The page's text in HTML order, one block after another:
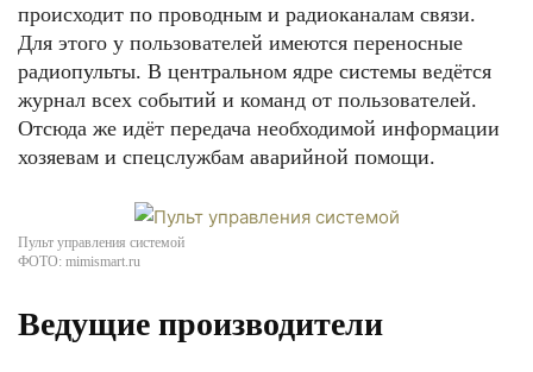
происходит по проводным и радиоканалам связи.
Для этого у пользователей имеются переносные
радиопульты. В центральном ядре системы ведётся
журнал всех событий и команд от пользователей.
Отсюда же идёт передача необходимой информации
хозяевам и спецслужбам аварийной помощи.
Пульт управления системой
ФОТО: mimismart.ru
Ведущие производители